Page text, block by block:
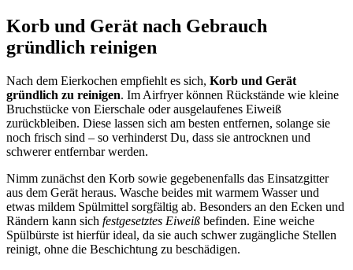
Korb und Gerät nach Gebrauch
gründlich reinigen
Nach dem Eierkochen empfiehlt es sich, Korb und Gerät
gründlich zu reinigen. Im Airfryer können Rückstände wie kleine
Bruchstücke von Eierschale oder ausgelaufenes Eiweiß
zurückbleiben. Diese lassen sich am besten entfernen, solange sie
noch frisch sind – so verhinderst Du, dass sie antrocknen und
schwerer entfernbar werden.
Nimm zunächst den Korb sowie gegebenenfalls das Einsatzgitter
aus dem Gerät heraus. Wasche beides mit warmem Wasser und
etwas mildem Spülmittel sorgfältig ab. Besonders an den Ecken und
Rändern kann sich festgesetztes Eiweiß befinden. Eine weiche
Spülbürste ist hierfür ideal, da sie auch schwer zugängliche Stellen
reinigt, ohne die Beschichtung zu beschädigen.